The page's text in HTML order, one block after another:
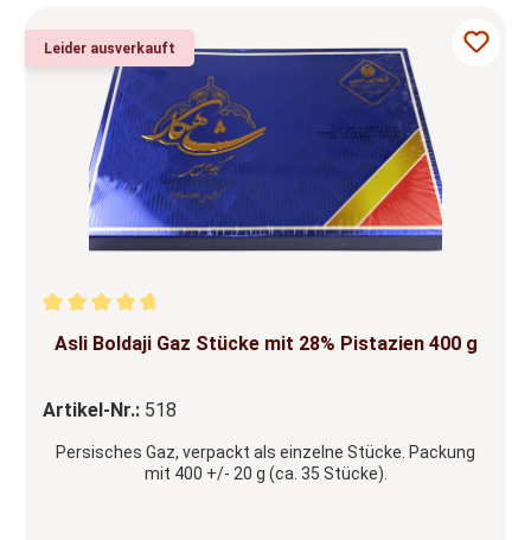
Leider ausverkauft
Durchschnittliche Bewertung von 4.71 von 5 Sternen
Asli Boldaji Gaz Stücke mit 28% Pistazien 400 g
Artikel-Nr.: 518
Persisches Gaz, verpackt als einzelne Stücke. Packung
mit 400 +/- 20 g (ca. 35 Stücke).